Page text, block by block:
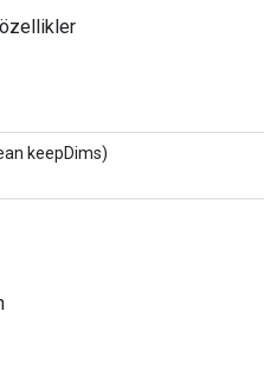
keepDims)